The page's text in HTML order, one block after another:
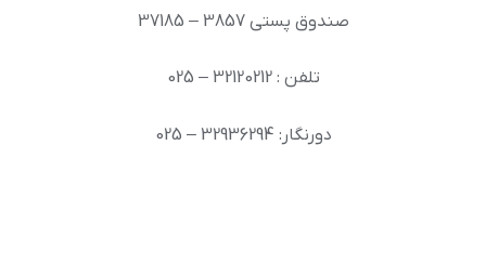
صندوق پستی 3857 – 37185
تلفن : 32120212 – 025
دورنگار: 32936294 – 025